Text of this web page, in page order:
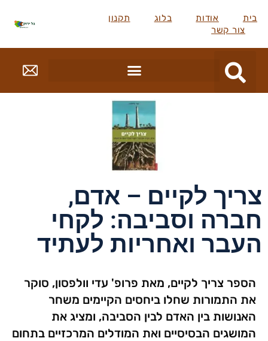
בית אודות בלוג
תקנון
צור קשר
צריך לקיים – אדם,
חברה וסביבה: לקחי
העבר ואחריות לעתיד
הספר צריך לקיים, מאת פרופ' עדי וולפסון, סוקר
את התמורות שחלו ביחסים הקיימים משחר
האנושות בין האדם לבין הסביבה, ומציג את
המושגים הבסיסיים ואת המודלים המרכזיים בתחום